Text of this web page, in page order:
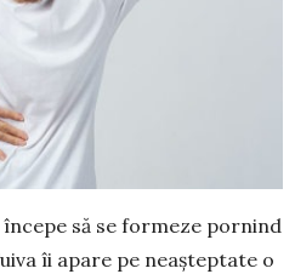
să se formeze pornind
îi apare pe neașteptate o